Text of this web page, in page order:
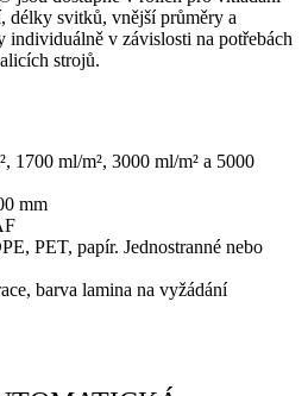
délky svitků, vnější průměry a
individuálně v závislosti na potřebách
strojů.
1700 ml/m², 3000 ml/m² a 5000
mm
PET, papír. Jednostranné nebo
barva lamina na vyžádání